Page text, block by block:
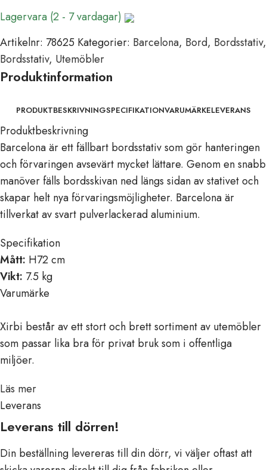
Lagervara (2 - 7 vardagar)
Artikelnr: 78625 Kategorier: Barcelona, Bord, Bordsstativ,
Bordsstativ, Utemöbler
Produktinformation
PRODUKTBESKRIVNINGSPECIFIKATIONVARUMÄRKELEVERANS
Produktbeskrivning
Barcelona är ett fällbart bordsstativ som gör hanteringen
och förvaringen avsevärt mycket lättare. Genom en snabb
manöver fälls bordsskivan ned längs sidan av stativet och
skapar helt nya förvaringsmöjligheter. Barcelona är
tillverkat av svart pulverlackerad aluminium.
Specifikation
Mått: H72 cm
Vikt: 7.5 kg
Varumärke
Xirbi består av ett stort och brett sortiment av utemöbler
som passar lika bra för privat bruk som i offentliga
miljöer.
Läs mer
Leverans
Leverans till dörren!
Din beställning levereras till din dörr, vi väljer oftast att